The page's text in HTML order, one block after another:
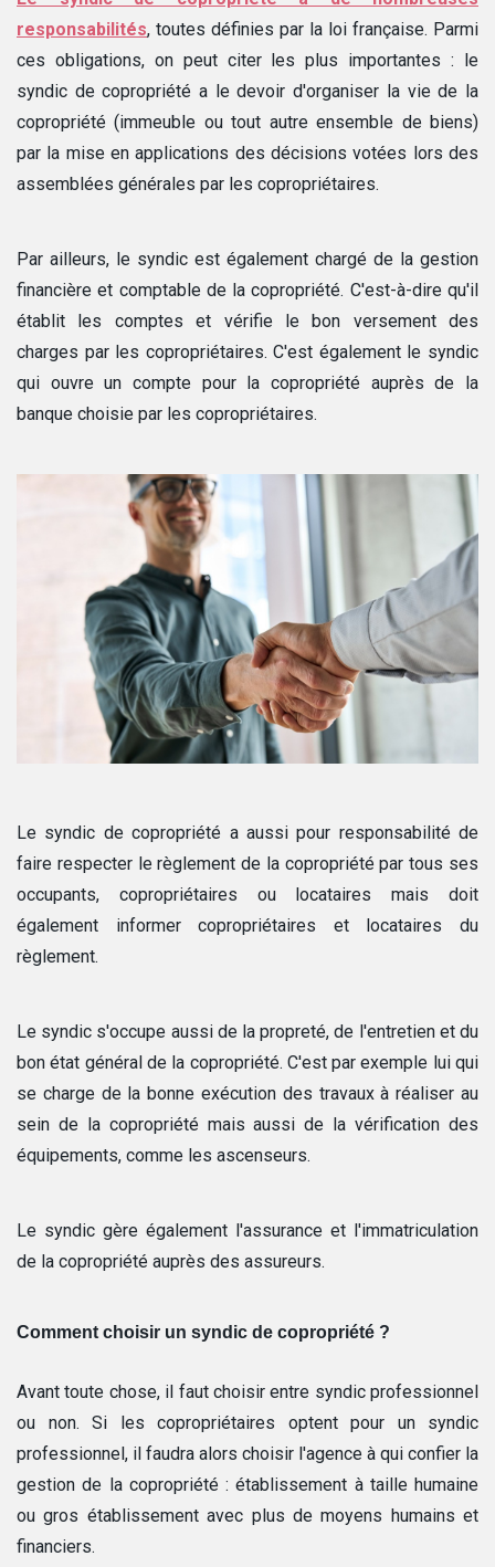
responsabilités, toutes définies par la loi française. Parmi
ces obligations, on peut citer les plus importantes : le
syndic de copropriété a le devoir d'organiser la vie de la
copropriété (immeuble ou tout autre ensemble de biens)
par la mise en applications des décisions votées lors des
assemblées générales par les copropriétaires.
Par ailleurs, le syndic est également chargé de la gestion
financière et comptable de la copropriété. C'est-à-dire qu'il
établit les comptes et vérifie le bon versement des
charges par les copropriétaires. C'est également le syndic
qui ouvre un compte pour la copropriété auprès de la
banque choisie par les copropriétaires.
Le syndic de copropriété a aussi pour responsabilité de
faire respecter le règlement de la copropriété par tous ses
occupants, copropriétaires ou locataires mais doit
également informer copropriétaires et locataires du
règlement.
Le syndic s'occupe aussi de la propreté, de l'entretien et du
bon état général de la copropriété. C'est par exemple lui qui
se charge de la bonne exécution des travaux à réaliser au
sein de la copropriété mais aussi de la vérification des
équipements, comme les ascenseurs.
Le syndic gère également l'assurance et l'immatriculation
de la copropriété auprès des assureurs.
Comment choisir un syndic de copropriété ?
Avant toute chose, il faut choisir entre syndic professionnel
ou non. Si les copropriétaires optent pour un syndic
professionnel, il faudra alors choisir l'agence à qui confier la
gestion de la copropriété : établissement à taille humaine
ou gros établissement avec plus de moyens humains et
financiers.